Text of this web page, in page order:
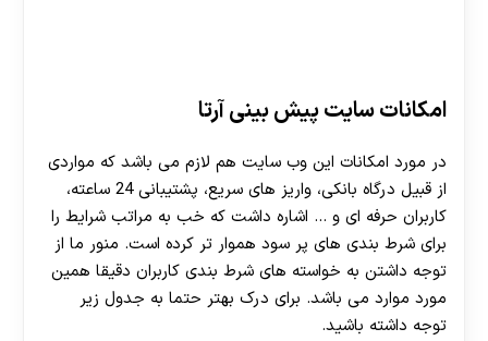
امکانات سایت پیش بینی آرتا
در مورد امکانات این وب سایت هم لازم می باشد که مواردی
از قبیل درگاه بانکی، واریز های سریع، پشتیبانی 24 ساعته،
کاربران حرفه ای و … اشاره داشت که خب به مراتب شرایط را
برای شرط بندی های پر سود هموار تر کرده است. منور ما از
توجه داشتن به خواسته های شرط بندی کاربران دقیقا همین
مورد موارد می باشد. برای درک بهتر حتما به جدول زیر
توجه داشته باشید.